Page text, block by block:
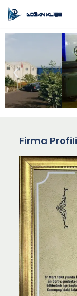
Firma Profili